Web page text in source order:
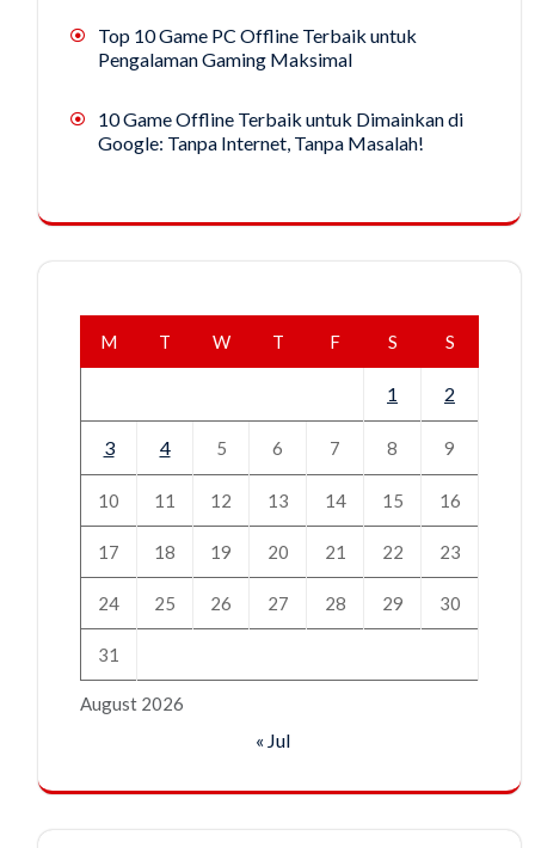
Top 10 Game PC Offline Terbaik untuk
Pengalaman Gaming Maksimal
10 Game Offline Terbaik untuk Dimainkan di
Google: Tanpa Internet, Tanpa Masalah!
August 2026
M T W T F S S
1 2
3 4 5 6 7 8 9
10 11 12 13 14 15 16
17 18 19 20 21 22 23
24 25 26 27 28 29 30
31
« Jul